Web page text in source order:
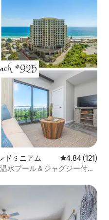
ドミニアム レビュー121
4.84 (121)
水プール＆ジャグジー付